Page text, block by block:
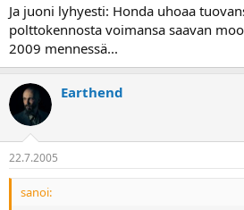
a
l
o
t
a
j
a
ä
Ja juoni lyhyesti: Honda uhoaa
polttokennosta voimansa saavan
2009 mennessä...
Earthend
22.7.2005
sanoi: